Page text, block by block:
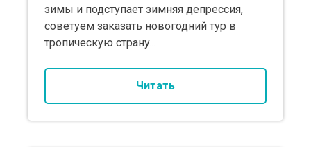
зимы и подступает зимняя депрессия,
советуем заказать новогодний тур в
тропическую страну...
Читать